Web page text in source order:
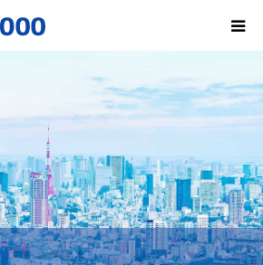
金